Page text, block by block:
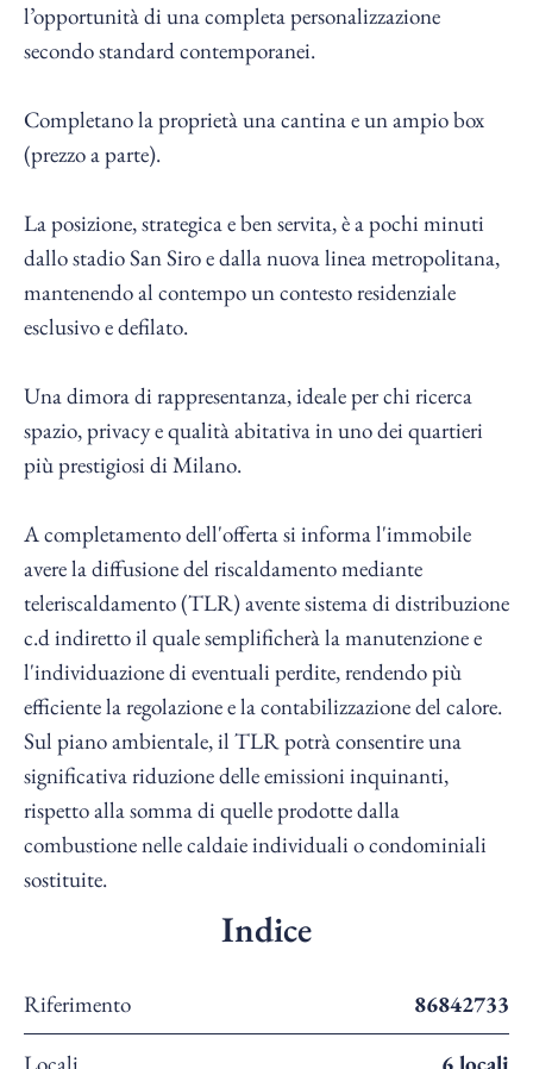
l’opportunità di una completa personalizzazione
secondo standard contemporanei.
Completano la proprietà una cantina e un ampio box
(prezzo a parte).
La posizione, strategica e ben servita, è a pochi minuti
dallo stadio San Siro e dalla nuova linea metropolitana,
mantenendo al contempo un contesto residenziale
esclusivo e defilato.
Una dimora di rappresentanza, ideale per chi ricerca
spazio, privacy e qualità abitativa in uno dei quartieri
più prestigiosi di Milano.
A completamento dell'offerta si informa l'immobile
avere la diffusione del riscaldamento mediante
teleriscaldamento (TLR) avente sistema di distribuzione
c.d indiretto il quale semplificherà la manutenzione e
l'individuazione di eventuali perdite, rendendo più
efficiente la regolazione e la contabilizzazione del calore.
Sul piano ambientale, il TLR potrà consentire una
significativa riduzione delle emissioni inquinanti,
rispetto alla somma di quelle prodotte dalla
combustione nelle caldaie individuali o condominiali
sostituite.
Indice
Riferimento
86842733